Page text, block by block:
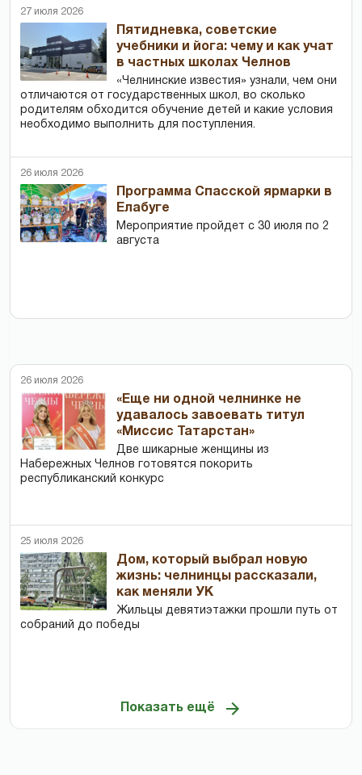
27 июля 2026
Пятидневка, советские
учебники и йога: чему и как учат
в частных школах Челнов
«Челнинские известия» узнали, чем они
отличаются от государственных школ, во сколько
родителям обходится обучение детей и какие условия
необходимо выполнить для поступления.
26 июля 2026
Программа Спасской ярмарки в
Елабуге
Мероприятие пройдет с 30 июля по 2
августа
26 июля 2026
«Еще ни одной челнинке не
удавалось завоевать титул
«Миссис Татарстан»
Две шикарные женщины из
Набережных Челнов готовятся покорить
республиканский конкурс
25 июля 2026
Дом, который выбрал новую
жизнь: челнинцы рассказали,
как меняли УК
Жильцы девятиэтажки прошли путь от
собраний до победы
Показать ещё